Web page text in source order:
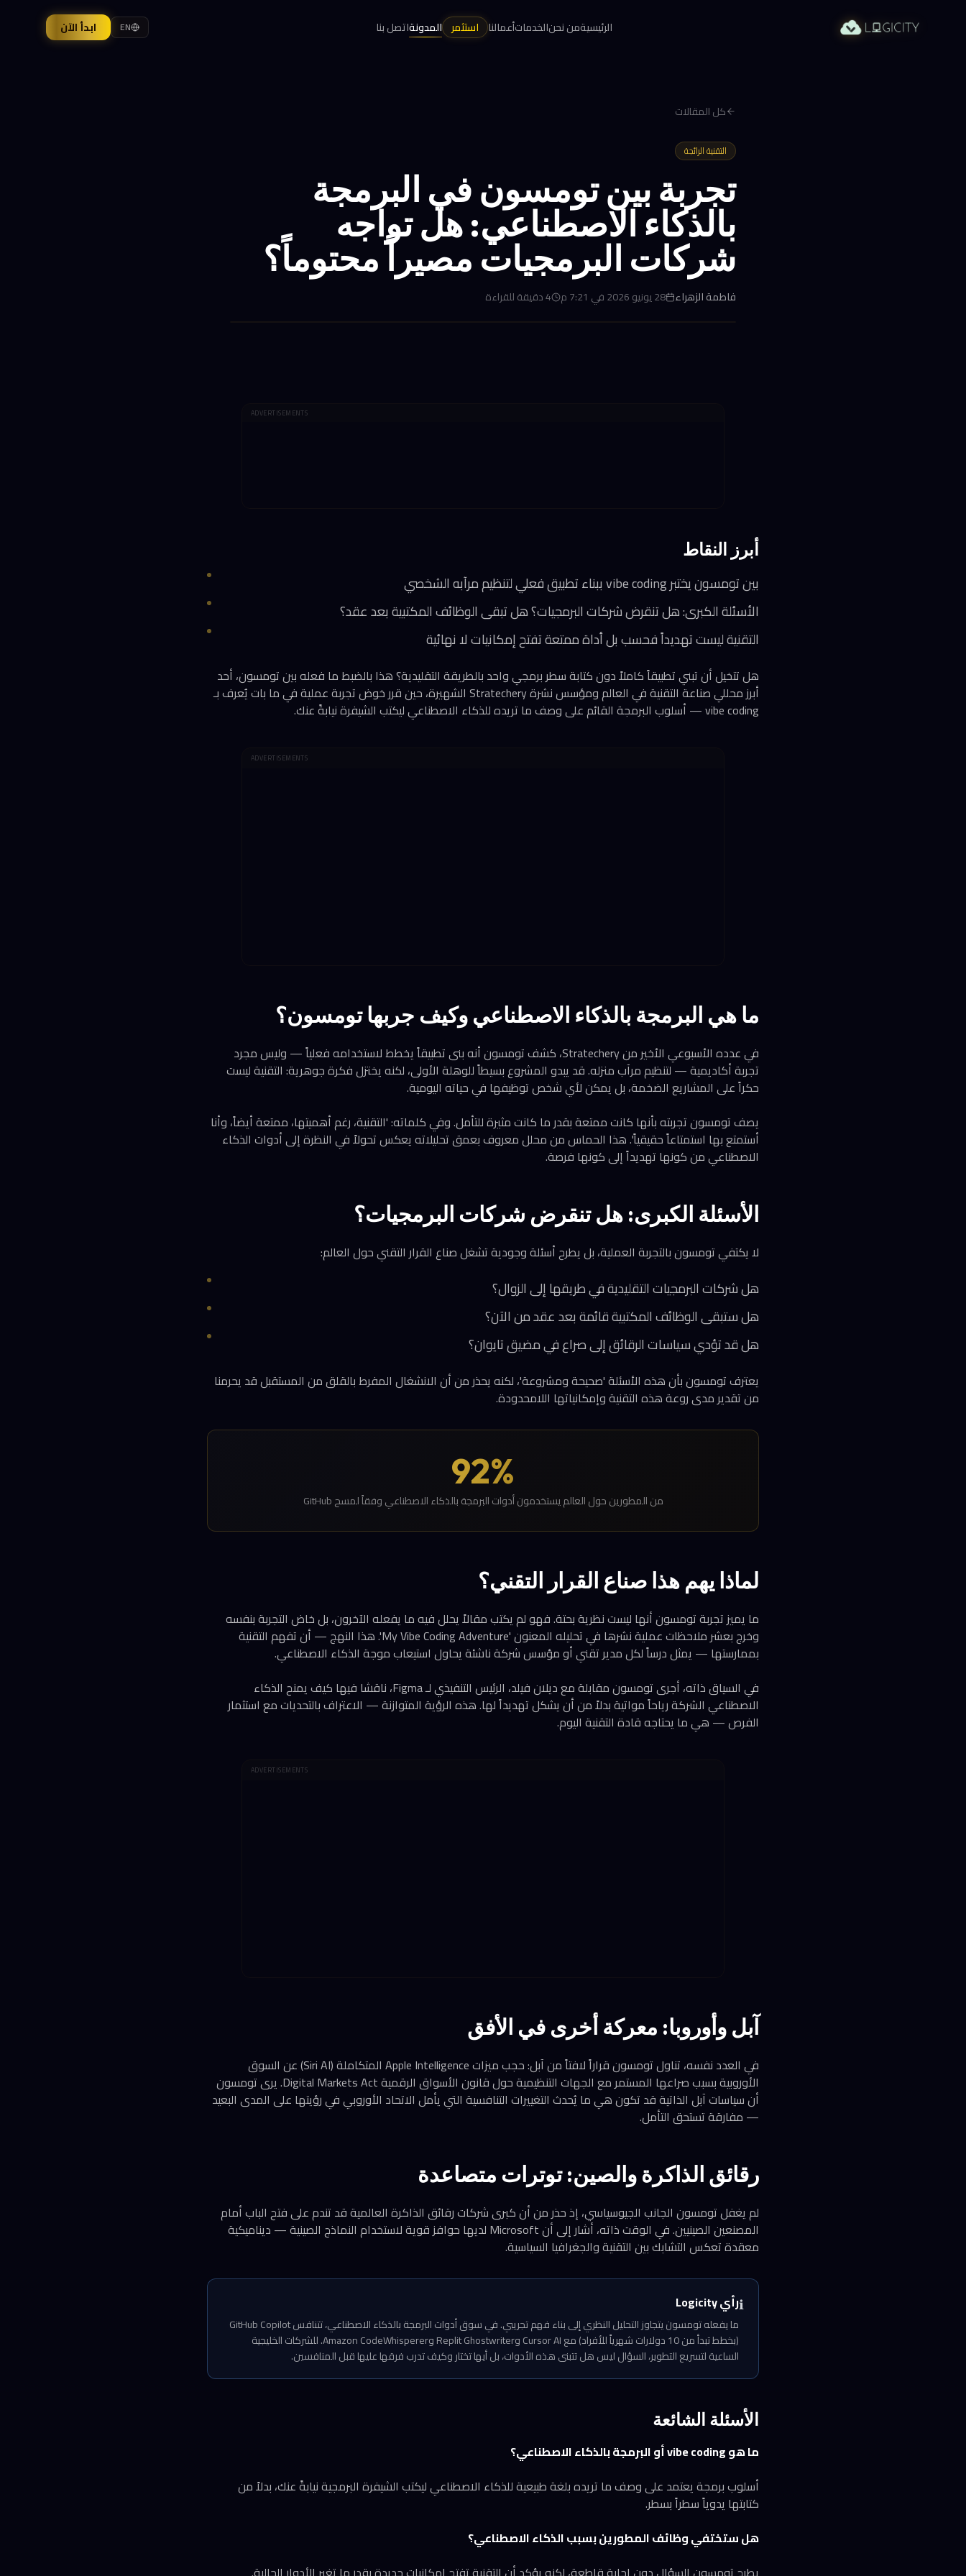
الرئيسيةمن نحنالخدماتأعمالنا استثمر المدونةاتصل بنا EN ابدأ الآن
كل المقالات
التقنية الرائجة
تجربة بين تومسون في البرمجة
بالذكاء الاصطناعي: هل تواجه
شركات البرمجيات مصيراً محتوماً؟
فاطمة الزهراء 28 يونيو 2026 في 7:21 م 4دقيقة للقراءة
ADVERTISEMENTS
أبرز النقاط
بين تومسون يختبر vibe coding ببناء تطبيق فعلي لتنظيم مرآبه الشخصي
الأسئلة الكبرى: هل تنقرض شركات البرمجيات؟ هل تبقى الوظائف المكتبية بعد عقد؟
التقنية ليست تهديداً فحسب بل أداة ممتعة تفتح إمكانيات لا نهائية
هل تتخيل أن تبني تطبيقاً كاملاً دون كتابة سطر برمجي واحد بالطريقة التقليدية؟ هذا بالضبط ما فعله بين تومسون، أحد
أبرز محللي صناعة التقنية في العالم ومؤسس نشرة Stratechery الشهيرة، حين قرر خوض تجربة عملية في ما بات يُعرف بـ
vibe coding — أسلوب البرمجة القائم على وصف ما تريده للذكاء الاصطناعي ليكتب الشيفرة نيابةً عنك.
ADVERTISEMENTS
ما هي البرمجة بالذكاء الاصطناعي وكيف جربها تومسون؟
في عدده الأسبوعي الأخير من Stratechery، كشف تومسون أنه بنى تطبيقاً يخطط لاستخدامه فعلياً — وليس مجرد
تجربة أكاديمية — لتنظيم مرآب منزله. قد يبدو المشروع بسيطاً للوهلة الأولى، لكنه يختزل فكرة جوهرية: التقنية ليست
حكراً على المشاريع الضخمة، بل يمكن لأي شخص توظيفها في حياته اليومية.
يصف تومسون تجربته بأنها كانت ممتعة بقدر ما كانت مثيرة للتأمل. وفي كلماته: 'التقنية، رغم أهميتها، ممتعة أيضاً، وأنا
أستمتع بها استمتاعاً حقيقياً'. هذا الحماس من محلل معروف بعمق تحليلاته يعكس تحولاً في النظرة إلى أدوات الذكاء
الاصطناعي من كونها تهديداً إلى كونها فرصة.
الأسئلة الكبرى: هل تنقرض شركات البرمجيات؟
لا يكتفي تومسون بالتجربة العملية، بل يطرح أسئلة وجودية تشغل صناع القرار التقني حول العالم:
هل شركات البرمجيات التقليدية في طريقها إلى الزوال؟
هل ستبقى الوظائف المكتبية قائمة بعد عقد من الآن؟
هل قد تؤدي سياسات الرقائق إلى صراع في مضيق تايوان؟
يعترف تومسون بأن هذه الأسئلة 'صحيحة ومشروعة'، لكنه يحذر من أن الانشغال المفرط بالقلق من المستقبل قد يحرمنا
من تقدير مدى روعة هذه التقنية وإمكانياتها اللامحدودة.
92%
من المطورين حول العالم يستخدمون أدوات البرمجة بالذكاء الاصطناعي وفقاً لمسح GitHub
لماذا يهم هذا صناع القرار التقني؟
ما يميز تجربة تومسون أنها ليست نظرية بحتة. فهو لم يكتب مقالاً يحلل فيه ما يفعله الآخرون، بل خاض التجربة بنفسه
وخرج بعشر ملاحظات عملية نشرها في تحليله المعنون 'My Vibe Coding Adventure'. هذا النهج — أن تفهم التقنية
بممارستها — يمثل درساً لكل مدير تقني أو مؤسس شركة ناشئة يحاول استيعاب موجة الذكاء الاصطناعي.
في السياق ذاته، أجرى تومسون مقابلة مع ديلان فيلد، الرئيس التنفيذي لـ Figma، ناقشا فيها كيف يمنح الذكاء
الاصطناعي الشركة رياحاً مواتية بدلاً من أن يشكل تهديداً لها. هذه الرؤية المتوازنة — الاعتراف بالتحديات مع استثمار
الفرص — هي ما يحتاجه قادة التقنية اليوم.
ADVERTISEMENTS
آبل وأوروبا: معركة أخرى في الأفق
في العدد نفسه، تناول تومسون قراراً لافتاً من آبل: حجب ميزات Apple Intelligence المتكاملة (Siri AI) عن السوق
الأوروبية بسبب صراعها المستمر مع الجهات التنظيمية حول قانون الأسواق الرقمية Digital Markets Act. يرى تومسون
أن سياسات آبل الذاتية قد تكون هي ما يُحدث التغييرات التنافسية التي يأمل الاتحاد الأوروبي في رؤيتها على المدى البعيد
— مفارقة تستحق التأمل.
رقائق الذاكرة والصين: توترات متصاعدة
لم يغفل تومسون الجانب الجيوسياسي، إذ حذر من أن كبرى شركات رقائق الذاكرة العالمية قد تندم على فتح الباب أمام
المصنعين الصينيين. في الوقت ذاته، أشار إلى أن Microsoft لديها حوافز قوية لاستخدام النماذج الصينية — ديناميكية
معقدة تعكس التشابك بين التقنية والجغرافيا السياسية.
ℹ️رأي Logicity
ما يفعله تومسون يتجاوز التحليل النظري إلى بناء فهم تجريبي. في سوق أدوات البرمجة بالذكاء الاصطناعي، تتنافس GitHub Copilot
(بخطط تبدأ من 10 دولارات شهرياً للأفراد) مع Cursor AI وReplit Ghostwriter وAmazon CodeWhisperer. للشركات الخليجية
الساعية لتسريع التطوير، السؤال ليس هل تتبنى هذه الأدوات، بل أيها تختار وكيف تدرب فرقها عليها قبل المنافسين.
الأسئلة الشائعة
ما هو vibe coding أو البرمجة بالذكاء الاصطناعي؟
أسلوب برمجة يعتمد على وصف ما تريده بلغة طبيعية للذكاء الاصطناعي ليكتب الشيفرة البرمجية نيابةً عنك، بدلاً من
كتابتها يدوياً سطراً بسطر.
هل ستختفي وظائف المطورين بسبب الذكاء الاصطناعي؟